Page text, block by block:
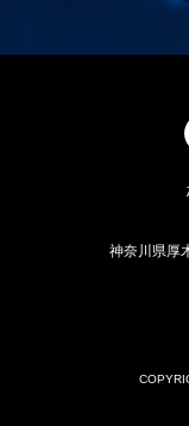
神奈川県厚